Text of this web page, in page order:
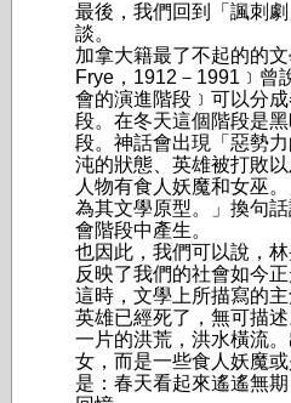
最後，我們回到「諷刺
談。
加拿大籍最了不起的的
Frye，1912－1991﹞曾
會的演進階段﹞可以分
段。在冬天這個階段是
段。神話會出現「惡勢
沌的狀態、英雄被打敗
人物有食人妖魔和女巫
為其文學原型。」換句
會階段中產生。
也因此，我們可以說，
反映了我們的社會如今
這時，文學上所描寫的
英雄已經死了，無可描
一片的洪荒，洪水橫流
女，而是一些食人妖魔
是：春天看起來遙遙無